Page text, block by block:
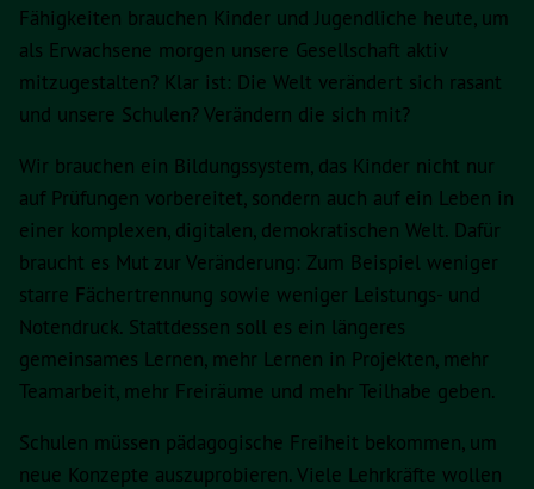
Fähigkeiten brauchen Kinder und Jugendliche heute, um
als Erwachsene morgen unsere Gesellschaft aktiv
mitzugestalten? Klar ist: Die Welt verändert sich rasant
und unsere Schulen? Verändern die sich mit?
Wir brauchen ein Bildungssystem, das Kinder nicht nur
auf Prüfungen vorbereitet, sondern auch auf ein Leben in
einer komplexen, digitalen, demokratischen Welt. Dafür
braucht es Mut zur Veränderung: Zum Beispiel weniger
starre Fächertrennung sowie weniger Leistungs- und
Notendruck. Stattdessen soll es ein längeres
gemeinsames Lernen, mehr Lernen in Projekten, mehr
Teamarbeit, mehr Freiräume und mehr Teilhabe geben.
Schulen müssen pädagogische Freiheit bekommen, um
neue Konzepte auszuprobieren. Viele Lehrkräfte wollen